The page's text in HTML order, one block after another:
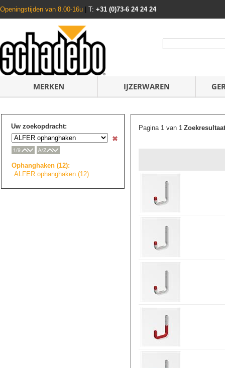
Openingstijden van 8.00-16u T: +31 (0)73-6 24 24 24
MERKEN IJZERWAREN
Uw zoekopdracht:
Ophanghaken (12):
ALFER ophanghaken (12)
Pagina 1 van 1Zoekresultaat